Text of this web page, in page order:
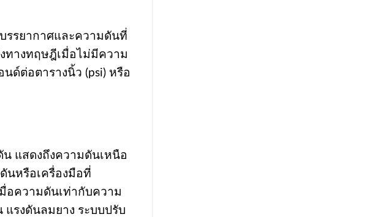
รยากาศและความดันที่
ทางทฤษฎีเมื่อไม่มีความ
ด์ต่อตารางนิ้ว (psi) หรือ
แสดงถึงความดันเหนือ
นหรือเครื่องมือที่
อความดันเท่ากับความ
แรงดันลมยาง ระบบปรับ